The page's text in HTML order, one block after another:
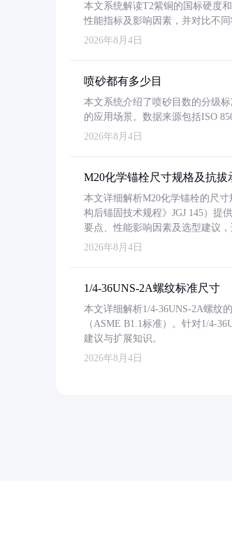
本文系统解读T2紫铜的国标硬度
性能指标及影响因素，并对比不
2026年8月4日
喷砂都有多少目
本文系统介绍了喷砂目数的分级
的应用场景。数据来源包括ISO
2026年8月4日
M20化学锚栓尺寸规格及抗拔
本文详细解析M20化学锚栓的尺
构后锚固技术规程》JGJ 145）提
要点、性能影响因素及选型建议，
2026年8月4日
1/4-36UNS-2A螺纹标准尺寸
本文详细解析1/4-36UNS-2A螺纹
（ASME B1.1标准）。针对1/4-
建议与扩展知识。
2026年8月4日